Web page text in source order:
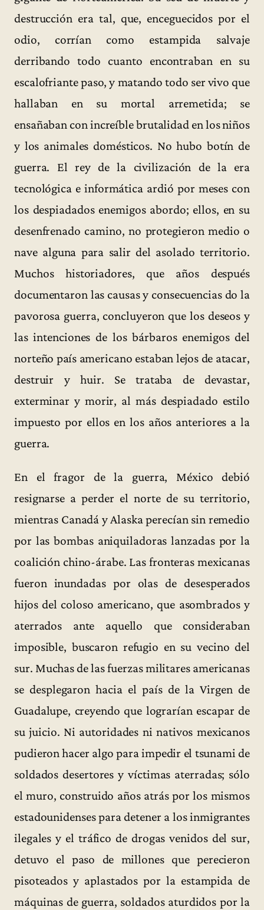
destrucción era tal, que, enceguecidos por el
odio, corrían como estampida salvaje
derribando todo cuanto encontraban en su
escalofriante paso, y matando todo ser vivo que
hallaban en su mortal arremetida; se
ensañaban con increíble brutalidad en los niños
y los animales domésticos. No hubo botín de
guerra. El rey de la civilización de la era
tecnológica e informática ardió por meses con
los despiadados enemigos abordo; ellos, en su
desenfrenado camino, no protegieron medio o
nave alguna para salir del asolado territorio.
Muchos historiadores, que años después
documentaron las causas y consecuencias do la
pavorosa guerra, concluyeron que los deseos y
las intenciones de los bárbaros enemigos del
norteño país americano estaban lejos de atacar,
destruir y huir. Se trataba de devastar,
exterminar y morir, al más despiadado estilo
impuesto por ellos en los años anteriores a la
guerra.
En el fragor de la guerra, México debió
resignarse a perder el norte de su territorio,
mientras Canadá y Alaska perecían sin remedio
por las bombas aniquiladoras lanzadas por la
coalición chino-árabe. Las fronteras mexicanas
fueron inundadas por olas de desesperados
hijos del coloso americano, que asombrados y
aterrados ante aquello que consideraban
imposible, buscaron refugio en su vecino del
sur. Muchas de las fuerzas militares americanas
se desplegaron hacia el país de la Virgen de
Guadalupe, creyendo que lograrían escapar de
su juicio. Ni autoridades ni nativos mexicanos
pudieron hacer algo para impedir el tsunami de
soldados desertores y víctimas aterradas; sólo
el muro, construido años atrás por los mismos
estadounidenses para detener a los inmigrantes
ilegales y el tráfico de drogas venidos del sur,
detuvo el paso de millones que perecieron
pisoteados y aplastados por la estampida de
máquinas de guerra, soldados aturdidos por la